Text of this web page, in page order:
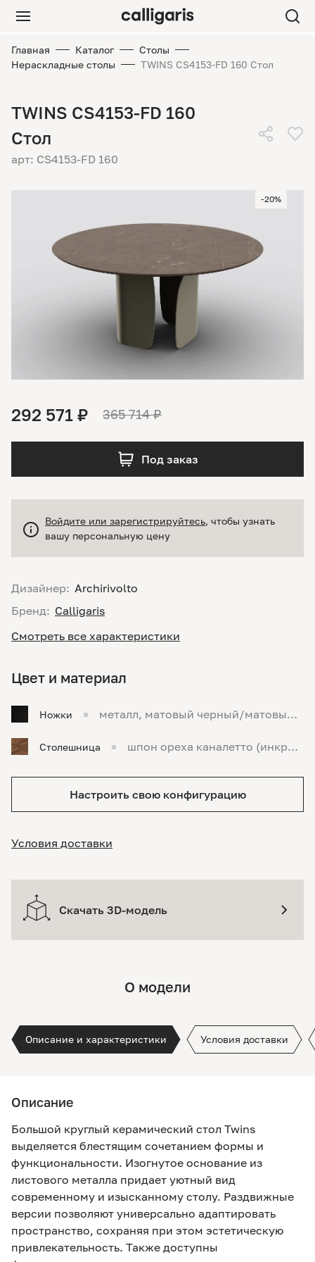
Главная Каталог
Столы
Нераскладные столы
TWINS CS4153-FD 160 Стол
TWINS CS4153-FD 160
Стол
арт: CS4153-FD 160
-20%
Дизайнер: Archirivolto
Бренд: Calligaris
Смотреть все характеристики
Войдите или зарегистрируйтесь, чтобы узнать
вашу персональную цену
292 571 ₽ 365 714 ₽
Под заказ
Цвет и материал
Ножки
металл, матовый черный/матовый ч
Столешница
шпон ореха каналетто (инкрус
Настроить свою конфигурацию
Условия доставки
Скачать 3D-модель
О модели
Описание и характеристики Условия доставки
Описание
Большой круглый керамический стол Twins
выделяется блестящим сочетанием формы и
функциональности. Изогнутое основание из
листового металла придает уютный вид
современному и изысканному столу. Раздвижные
версии позволяют универсально адаптировать
пространство, сохраняя при этом эстетическую
привлекательность. Также доступны